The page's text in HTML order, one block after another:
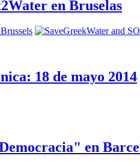
en Bruselas
18 de mayo 2014
en